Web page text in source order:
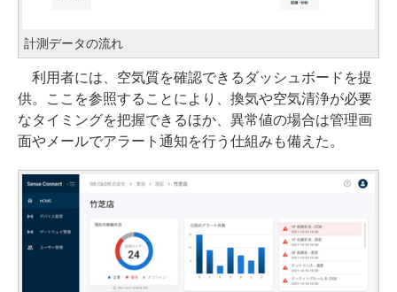
計測データの流れ
利用者には、空気質を確認できるダッシュボードを提
供。ここを参照することにより、換気や空気清浄が必要
なタイミングを把握できるほか、異常値の場合は管理画
面やメールでアラート通知を行う仕組みも備えた。